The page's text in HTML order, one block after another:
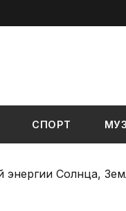
СПОРТ
энергии Солнца,